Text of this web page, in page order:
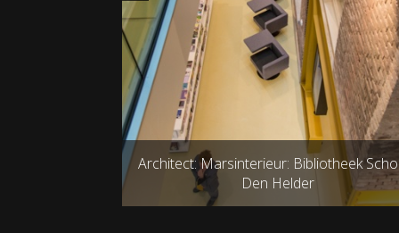
Marsinterieur: Bibliotheek School7
Den Helder
Architect: